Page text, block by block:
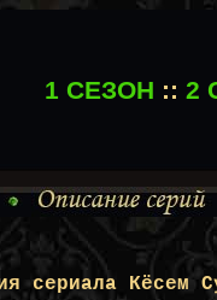
1 СЕЗОН :: 2
сериала Кёсем